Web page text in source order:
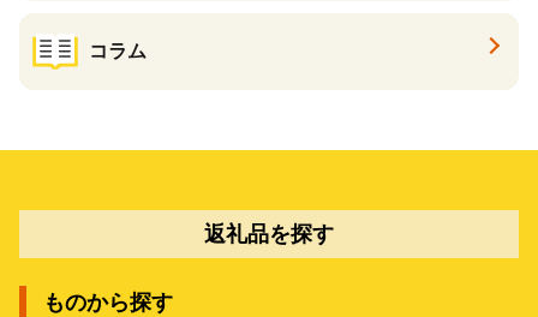
コラム
返礼品を探す
ものから探す